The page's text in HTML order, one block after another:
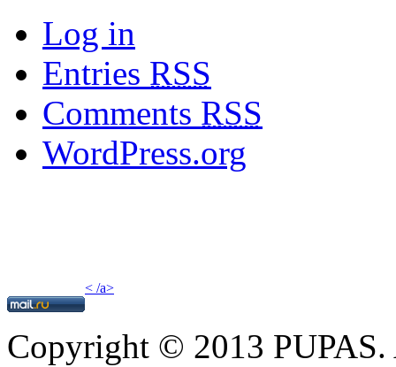
Log in
Entries RSS
Comments RSS
WordPress.org
< /a>
Copyright © 2013 PUPAS.